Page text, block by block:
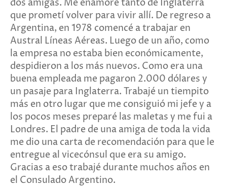
dos amigas. Me enamoré tanto de Inglaterra
que prometí volver para vivir allí. De regreso a
Argentina, en 1978 comencé a trabajar en
Austral Líneas Aéreas. Luego de un año, como
la empresa no estaba bien económicamente,
despidieron a los más nuevos. Como era una
buena empleada me pagaron 2.000 dólares y
un pasaje para Inglaterra. Trabajé un tiempito
más en otro lugar que me consiguió mi jefe y a
los pocos meses preparé las maletas y me fui a
Londres. El padre de una amiga de toda la vida
me dio una carta de recomendación para que le
entregue al vicecónsul que era su amigo.
Gracias a eso trabajé durante muchos años en
el Consulado Argentino.